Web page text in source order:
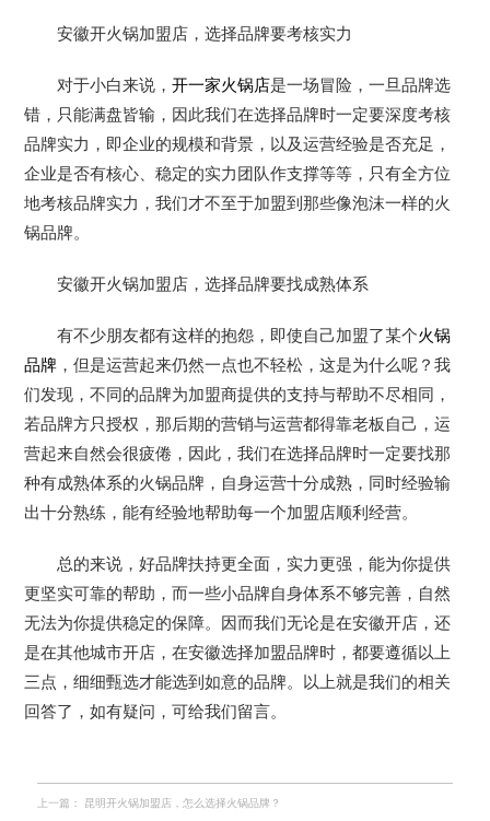
安徽开火锅加盟店，选择品牌要考核实力
对于小白来说，开一家火锅店是一场冒险，一旦品牌选
错，只能满盘皆输，因此我们在选择品牌时一定要深度考核
品牌实力，即企业的规模和背景，以及运营经验是否充足，
企业是否有核心、稳定的实力团队作支撑等等，只有全方位
地考核品牌实力，我们才不至于加盟到那些像泡沫一样的火
锅品牌。
安徽开火锅加盟店，选择品牌要找成熟体系
有不少朋友都有这样的抱怨，即使自己加盟了某个火锅
品牌 ，但是运营起来仍然一点也不轻松，这是为什么呢？我
们发现，不同的品牌为加盟商提供的支持与帮助不尽相同，
若品牌方只授权，那后期的营销与运营都得靠老板自己，运
营起来自然会很疲倦，因此，我们在选择品牌时一定要找那
种有成熟体系的火锅品牌，自身运营十分成熟，同时经验输
出十分熟练，能有经验地帮助每一个加盟店顺利经营。
总的来说，好品牌扶持更全面，实力更强，能为你提供
更坚实可靠的帮助，而一些小品牌自身体系不够完善，自然
无法为你提供稳定的保障。因而我们无论是在安徽开店，还
是在其他城市开店，在安徽选择加盟品牌时，都要遵循以上
三点，细细甄选才能选到如意的品牌。以上就是我们的相关
回答了，如有疑问，可给我们留言。
上一篇： 昆明开火锅加盟店，怎么选择火锅品牌？